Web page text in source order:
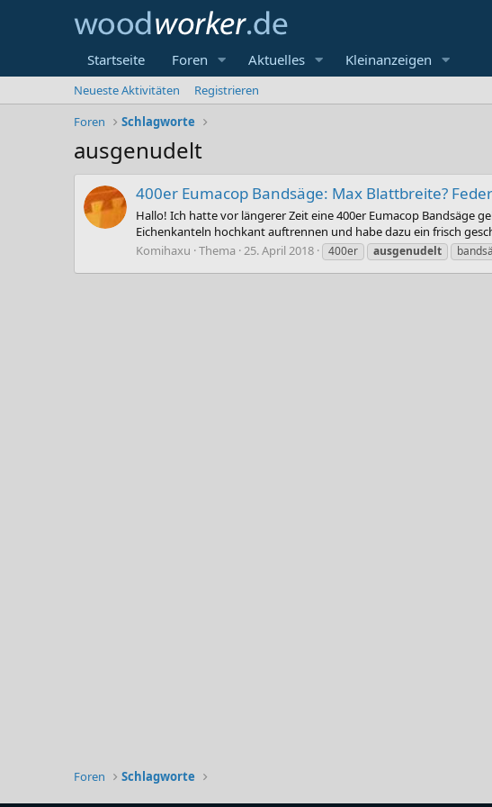
Startseite Foren Aktuelles Kleinanzeigen
Neueste Aktivitäten
Registrieren
Foren
Schlagworte
ausgenudelt
400er Eumacop Bandsäge: Max Blattbreite?
Hallo! Ich hatte vor längerer Zeit eine 400er Eumacop Bandsäge
Eichenkanteln hochkant auftrennen und habe dazu ein frisch
Komihaxu Thema 25. April 2018 400er ausgenudelt
Foren Schlagworte